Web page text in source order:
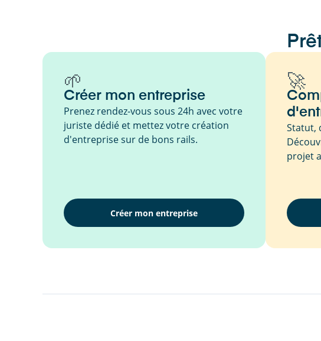
🌱
Créer mon entreprise
Prenez rendez-vous sous 24h avec votre
juriste dédié et mettez votre création
d'entreprise sur de bons rails.
Créer mon entreprise
🚀
Statut,
projet